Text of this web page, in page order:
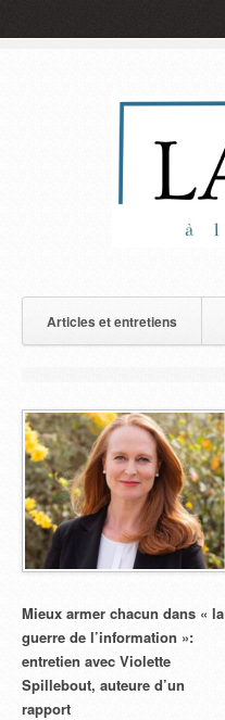
Articles et entretiens
Mieux armer chacun dans « la
guerre de l’information »:
entretien avec Violette
Spillebout, auteure d’un
rapport